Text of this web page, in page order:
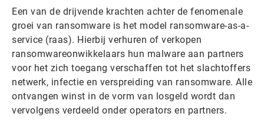
Een van de drijvende krachten achter de fenomenale
groei van ransomware is het model ransomware-as-a-
service (raas). Hierbij verhuren of verkopen
ransomwareonwikkelaars hun malware aan partners
voor het zich toegang verschaffen tot het slachtoffers
netwerk, infectie en verspreiding van ransomware. Alle
ontvangen winst in de vorm van losgeld wordt dan
vervolgens verdeeld onder operators en partners.